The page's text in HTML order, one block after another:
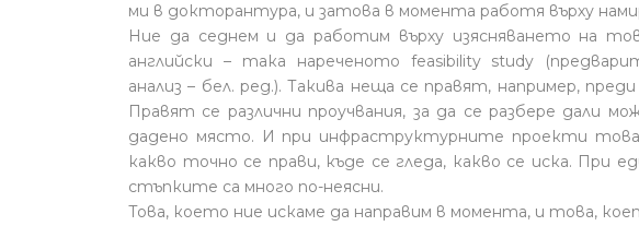
ми в докторантура, и затова в момента работя върху
Ние да седнем и да работим върху изясняването на
английски – така нареченото feasibility study
анализ – бел. ред.). Такива неща се правят, например,
Правят се различни проучвания, за да се разбере дали
дадено място. И при инфраструктурните проекти
какво точно се прави, къде се гледа, какво се иска. При
стъпките са много по-неясни.
Това, което ние искаме да направим в момента, и това,